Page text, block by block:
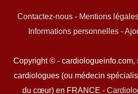
Contactez-nous- Mentions
Informations personnelles -
Copyright © - cardiologueinfo.com,
cardiologues (ou médecin
du cœur) en FRANCE -